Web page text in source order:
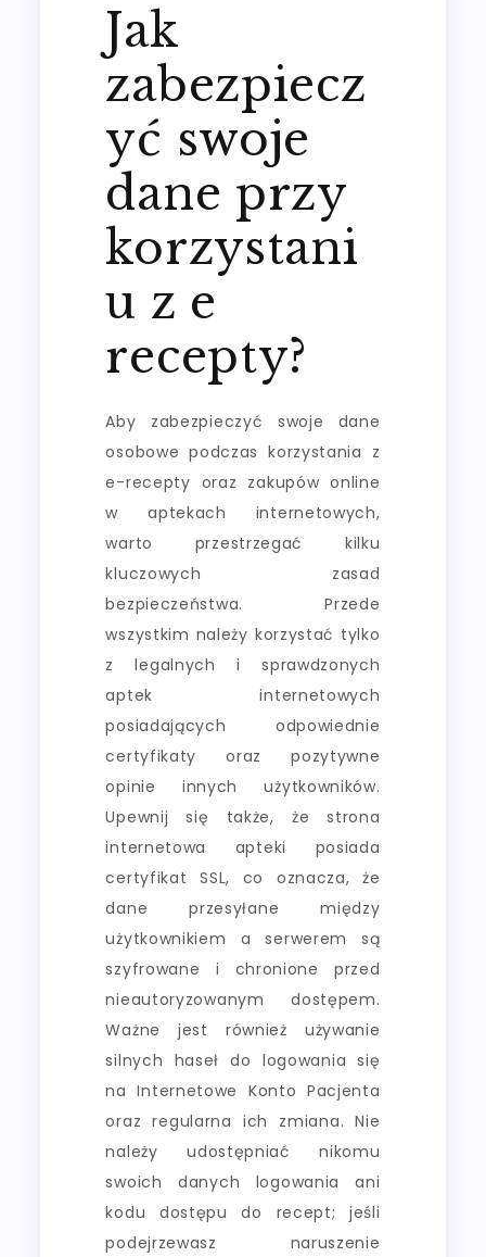
Jak
zabezpiecz
yć swoje
dane przy
korzystani
u z e
recepty?
Aby zabezpieczyć swoje dane
osobowe podczas korzystania z
e-recepty oraz zakupów online
w aptekach internetowych,
warto przestrzegać kilku
kluczowych zasad
bezpieczeństwa. Przede
wszystkim należy korzystać tylko
z legalnych i sprawdzonych
aptek internetowych
posiadających odpowiednie
certyfikaty oraz pozytywne
opinie innych użytkowników.
Upewnij się także, że strona
internetowa apteki posiada
certyfikat SSL, co oznacza, że
dane przesyłane między
użytkownikiem a serwerem są
szyfrowane i chronione przed
nieautoryzowanym dostępem.
Ważne jest również używanie
silnych haseł do logowania się
na Internetowe Konto Pacjenta
oraz regularna ich zmiana. Nie
należy udostępniać nikomu
swoich danych logowania ani
kodu dostępu do recept; jeśli
podejrzewasz naruszenie